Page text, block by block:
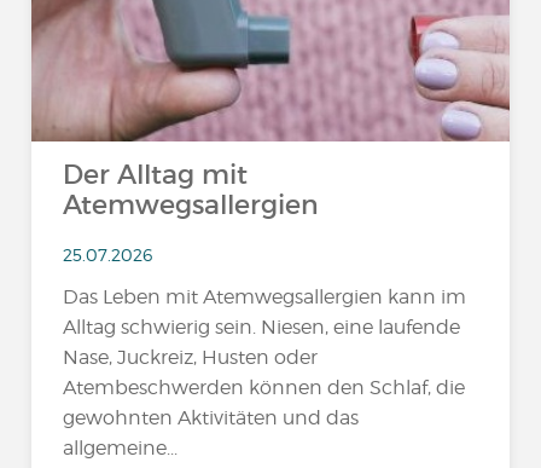
Der Alltag mit
Atemwegsallergien
25.07.2026
Das Leben mit Atemwegsallergien kann im
Alltag schwierig sein. Niesen, eine laufende
Nase, Juckreiz, Husten oder
Atembeschwerden können den Schlaf, die
gewohnten Aktivitäten und das
allgemeine...